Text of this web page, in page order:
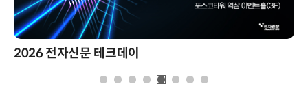
2026 전자신문 테크데이